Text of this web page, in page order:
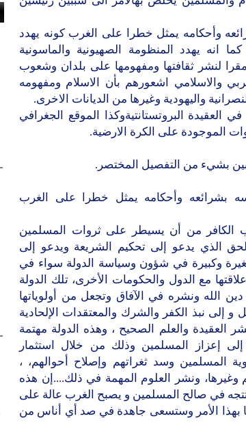
وأحكامه يمثل خطرا على الغرب كونه يهدد
انه يهدد المنظومة الصهيونية والماسونية
مقرا لنشر ثقافتها ومفهومها على بلدان وشعوب
والاسلامي اشعورهم بأن الاسلام ومفهومه
واليهودية وغيرها من الديانات الاخرى.
العقيدة البروتستانتيةوكذا الموقع الجغرافي
الموجودة على الكرة الارضية.
بشيء من التفصيل المختصر.
بشرائعه وأحكامه يمثل خطرا على الغرب
الكافر من أن يسيطر على ثروات المسلمين
الذي يدعو إلى تحكيم الشريعة ويدعو إلى
وكبيرة في شؤون وسياسة الدولة سواء في
مع الدول والحكومات الأخرى، تلك الدولة
دين الله ونشره في الآفاق وتجعل من أولوياتها
إلى نبذ الكفر والشرك والمعتقدات الإلحادية
العقيدة والعلم الصحيح ، وهذه الدولة مهتمة
إعزاز المسلمين وذلك من خلال استثمار
المسلمين وسد ثغراتهم وإصلاح أحوالهم، ،
وغيرها، ونشر العلوم المهمة في ذلك....إن هذه
في صالح المسلمين و يصبح الغرب عالة على
بهذا الأمر وستسعى جاهدة في صد أي أناس من